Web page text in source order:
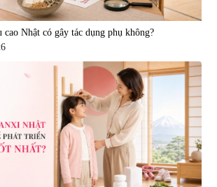
cao Nhật có gây tác dụng phụ không?